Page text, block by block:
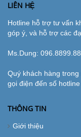
LIÊN HỆ
Hotline hỗ trợ tư vấn
góp ý, và hỗ trợ các
Ms.Dung:
Quý khách hàng
gọi điện đến số
THÔNG TIN
Giới thiệu